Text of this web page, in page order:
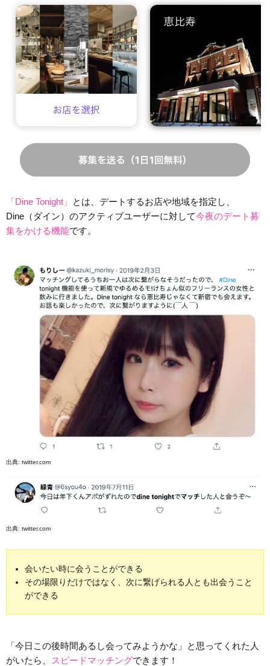
「Dine Tonight」
とは、デートするお店や地域を指定し、
Dine（ダイン）のアクティブユーザーに対して今夜のデート募
集をかける機能です。
出典: twitter.com
出典: twitter.com
会いたい時に会うことができる
その場限りだけではなく、次に繋げられる人とも出会うこと
ができる
「今日この後時間あるし会ってみようかな」と思ってくれた人
がいたら、
スピードマッチングできます！